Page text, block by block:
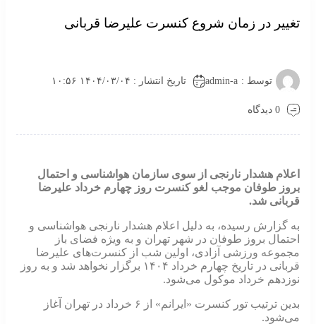
تغییر در زمان شروع کنسرت علیرضا قربانی
توسط : admin-a تاریخ انتشار : ۱۴۰۴/۰۳/۰۴ ۱۰:۵۶
0 دیدگاه
اعلام هشدار نارنجی از سوی سازمان هواشناسی و احتمال
بروز طوفان موجب لغو کنسرت روز چهارم خرداد علیرضا
قربانی شد.
به گزارش رسیده، به دلیل اعلام هشدار نارنجی هواشناسی و
احتمال بروز طوفان در شهر تهران و به ویژه فضای باز
مجموعه ورزشی آزادی، اولین شب از کنسرت‌های علیرضا
قربانی در تاریخ چهارم خرداد ۱۴۰۴ برگزار نخواهد شد و به روز
نوزدهم خرداد موکول می‌شود.
بدین ترتیب تور کنسرت «ایرانم» از ۶ خرداد در تهران آغاز
می‌شود.